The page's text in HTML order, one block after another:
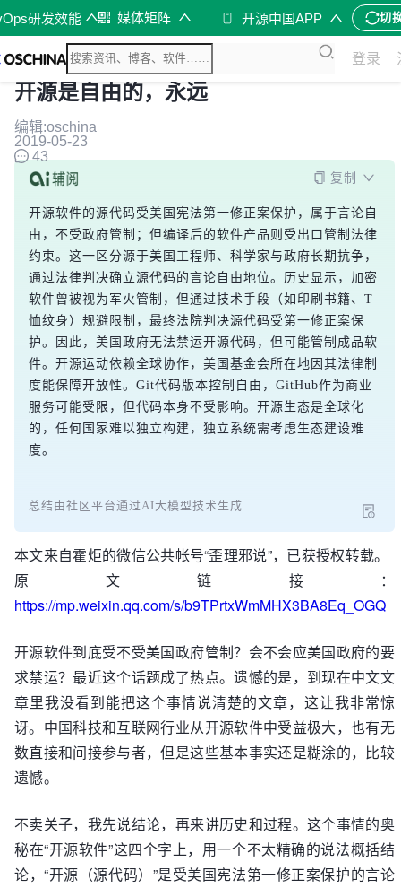
研发效能 媒体矩阵 开源中国APP 切
登录
开源是自由的，永远
编辑:oschina
2019-05-23
43
复制
开源软件的源代码受美国宪法第一修正案保护，属于言论自
由，不受政府管制；但编译后的软件产品则受出口管制法律
约束。这一区分源于美国工程师、科学家与政府长期抗争，
通过法律判决确立源代码的言论自由地位。历史显示，加密
软件曾被视为军火管制，但通过技术手段（如印刷书籍、T
恤纹身）规避限制，最终法院判决源代码受第一修正案保
护。因此，美国政府无法禁运开源代码，但可能管制成品软
件。开源运动依赖全球协作，美国基金会所在地因其法律制
度能保障开放性。Git代码版本控制自由，GitHub作为商业
服务可能受限，但代码本身不受影响。开源生态是全球化
的，任何国家难以独立构建，独立系统需考虑生态建设难
度。
总结由社区平台通过AI大模型技术生成
本文来自霍炬的微信公共帐号“歪理邪说”，已获授权转载。
原文链接：
https://mp.weixin.qq.com/s/b9TPrtxWmMHX3BA8Eq_OGQ
开源软件到底受不受美国政府管制？会不会应美国政府的要
求禁运？最近这个话题成了热点。遗憾的是，到现在中文文
章里我没看到能把这个事情说清楚的文章，这让我非常惊
讶。中国科技和互联网行业从开源软件中受益极大，也有无
数直接和间接参与者，但是这些基本事实还是糊涂的，比较
遗憾。
不卖关子，我先说结论，再来讲历史和过程。这个事情的奥
秘在“开源软件”这四个字上，用一个不太精确的说法概括结
论，“开源（源代码）”是受美国宪法第一修正案保护的言论